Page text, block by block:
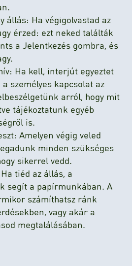
állás: Ha végigolvastad az
érzed: ezt neked találták
a Jelentkezés gombra, és
Ha kell, interjút egyeztet
személyes kapcsolat az
arról, hogy mit
tájékoztatunk egyéb
is.
Amelyen végig veled
minden szükséges
sikerrel vedd.
tiéd az állás, a
segít a papírmunkában. A
számíthatsz ránk
vagy akár a
megtalálásában.